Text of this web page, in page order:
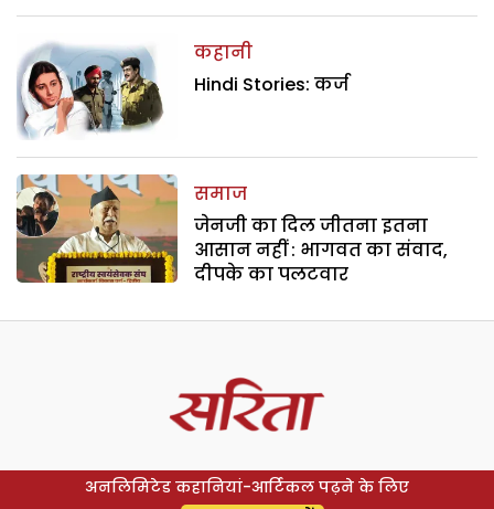
कहानी
Hindi Stories: कर्ज
समाज
जेनजी का दिल जीतना इतना
आसान नहीं : भागवत का संवाद,
दीपके का पलटवार
अनलिमिटेड कहानियां-आर्टिकल पढ़ने के लिए